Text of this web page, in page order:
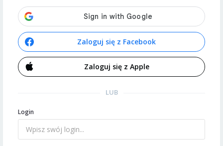
Zaloguj się z Facebook
Zaloguj się z Apple
LUB
Login